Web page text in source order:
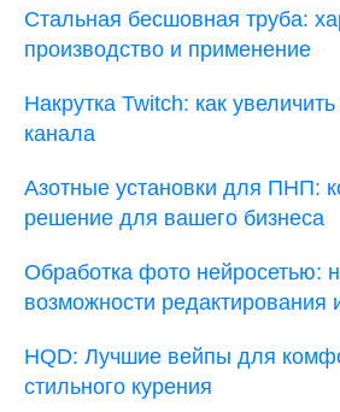
Стальная бесшовная труба:
производство и применение
Накрутка Twitch: как
канала
Азотные установки для ПНП:
решение для вашего бизнеса
Обработка фото нейросетью:
возможности редактирования
HQD: Лучшие вейпы для
стильного курения